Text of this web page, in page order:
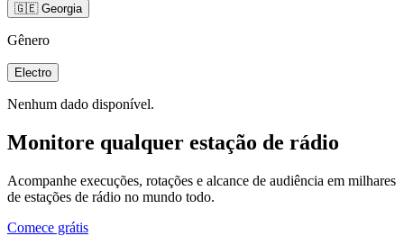
🇬🇪 Georgia
Gênero
Electro
Nenhum dado disponível.
Monitore qualquer estação de rádio
Acompanhe execuções, rotações e alcance de audiência em milhares
de estações de rádio no mundo todo.
Comece grátis